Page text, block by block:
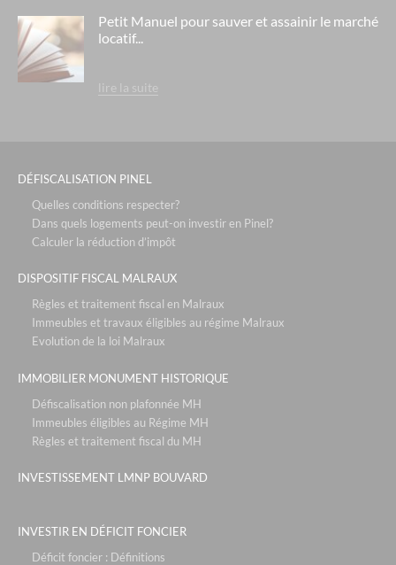
residence la cheneraie - ehpad orpea - bordeaux
residence rené legros - ehpad orpea - dourdan
residence le hameau de la source - ehpad medica - lyon saint
le vallon du roy - sanary sur mer
les voiles blanches - solenzara corse
l'hotel d'ecquevilly - paris / versailles
défiscalisation bouvard : 4,30% + occupation
mama shelter - lyon
neozen- marseille
ecollines - nice
vue en scene - gex
Petit Manuel pour sauver et assainir le marché
locatif...
lire la suite
DÉFISCALISATION PINEL
Quelles conditions respecter?
Dans quels logements peut-on investir en Pinel?
Calculer la réduction d’impôt
DISPOSITIF FISCAL MALRAUX
Règles et traitement fiscal en Malraux
Immeubles et travaux éligibles au régime Malraux
Evolution de la loi Malraux
IMMOBILIER MONUMENT HISTORIQUE
Défiscalisation non plafonnée MH
Immeubles éligibles au Régime MH
Règles et traitement fiscal du MH
INVESTISSEMENT LMNP BOUVARD
INVESTIR EN DÉFICIT FONCIER
Déficit foncier : Définitions